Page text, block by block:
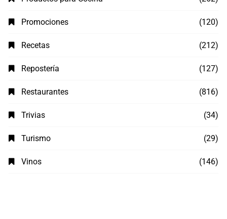
Promociones (120)
Recetas (212)
Repostería (127)
Restaurantes (816)
Trivias (34)
Turismo (29)
Vinos (146)